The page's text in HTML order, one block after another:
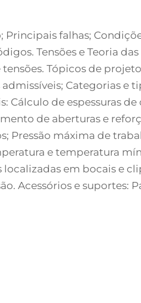
Principais falhas;
Tensões e Teoria das
Tópicos de
Categorias e
de espessuras de
de aberturas e
Pressão máxima de
e temperatura
em bocais e
Acessórios e suportes: